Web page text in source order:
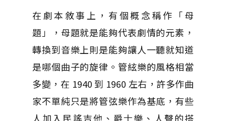
在劇本敘事上，有個概念稱作「母
題」，母題就是能夠代表劇情的元素，
轉換到音樂上則是能夠讓人一聽就知道
是哪個曲子的旋律。管絃樂的風格相當
多變，在 1940 到 1960 左右，許多作曲
家不單純只是將管弦樂作為基底，有些
人加入民謠吉他、爵士樂、人聲的搭